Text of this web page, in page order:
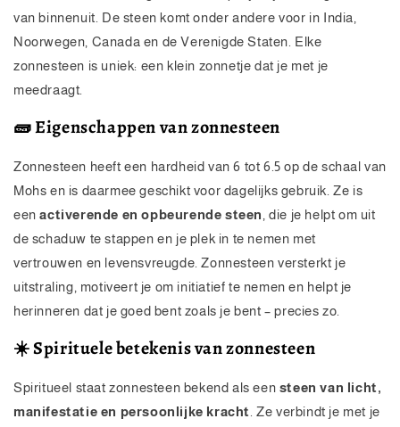
van binnenuit. De steen komt onder andere voor in India,
Noorwegen, Canada en de Verenigde Staten. Elke
zonnesteen is uniek: een klein zonnetje dat je met je
meedraagt.
🧱 Eigenschappen van zonnesteen
Zonnesteen heeft een hardheid van 6 tot 6.5 op de schaal van
Mohs en is daarmee geschikt voor dagelijks gebruik. Ze is
eenactiverende en opbeurende steen , die je helpt om uit
de schaduw te stappen en je plek in te nemen met
vertrouwen en levensvreugde. Zonnesteen versterkt je
uitstraling, motiveert je om initiatief te nemen en helpt je
herinneren dat je goed bent zoals je bent – precies zo.
☀️ Spirituele betekenis van zonnesteen
Spiritueel staat zonnesteen bekend als een steen van licht,
manifestatie en persoonlijke kracht . Ze verbindt je met je